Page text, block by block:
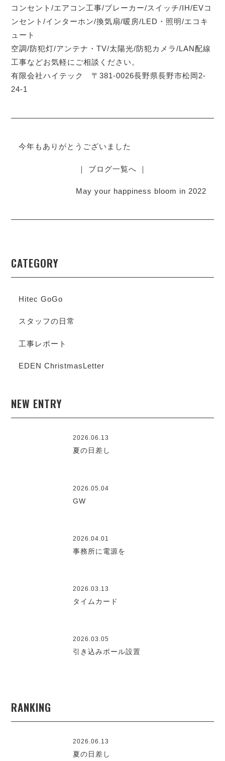
コンセント/エアコン工事/ブレーカー/スイッチ/IH/EVコ
ンセント/インターホン/換気扇/暖房/LED・照明/エコキ
ュート
空調/防犯灯/アンテナ・TV/太陽光/防犯カメラ/LAN配線
工事などお気軽にご相談ください。
有限会社ハイテック 〒381-0026長野県長野市松岡2-
24-1
今年もありがとうございました
｜ ブログ一覧へ ｜
May your happiness bloom in 2022
CATEGORY
Hitec GoGo
スタッフの日常
工事レポート
EDEN ChristmasLetter
NEW ENTRY
2026.06.13
夏の日差し
2026.05.04
GW
2026.04.01
事務所に電源を
2026.03.13
タイムカード
2026.03.05
引き込みポール設置
RANKING
2026.06.13
夏の日差し